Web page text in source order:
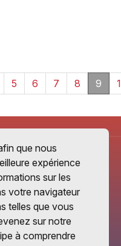
5 6 7 8 9
que nous
expérience
sur les
votre navigateur
telles que vous
sur notre
à comprendre